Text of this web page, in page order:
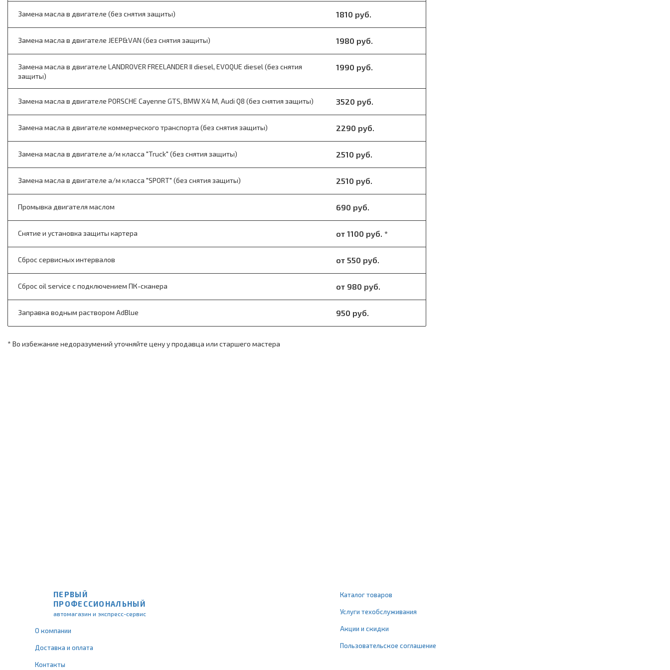
Замена масла в двигателе (без снятия защиты) 1810 руб.
Замена масла в двигателе JEEP&VAN (без снятия защиты) 1980 руб.
Замена масла в двигателе LANDROVER FREELANDER II diesel, EVOQUE diesel (без снятия
защиты)
1990 руб.
Замена масла в двигателе PORSCHE Cayenne GTS, BMW X4 M, Audi Q8 (без снятия защиты) 3520 руб.
Замена масла в двигателе коммерческого транспорта (без снятия защиты) 2290 руб.
Замена масла в двигателе а/м класса "Truck" (без снятия защиты) 2510 руб.
Замена масла в двигателе а/м класса "SPORT" (без снятия защиты) 2510 руб.
Промывка двигателя маслом 690 руб.
Снятие и установка защиты картера от 1100 руб. *
Сброс сервисных интервалов от 550 руб.
Сброс oil service с подключением ПК-сканера от 980 руб.
Заправка водным раствором AdBlue 950 руб.
* Во избежание недоразумений уточняйте цену у продавца или старшего мастера
ПЕРВЫЙ
ПРОФЕССИОНАЛЬНЫЙ
автомагазин и экспресс-сервис
О компании
Доставка и оплата
Контакты
Каталог товаров
Услуги техобслуживания
Акции и скидки
Пользовательское соглашение